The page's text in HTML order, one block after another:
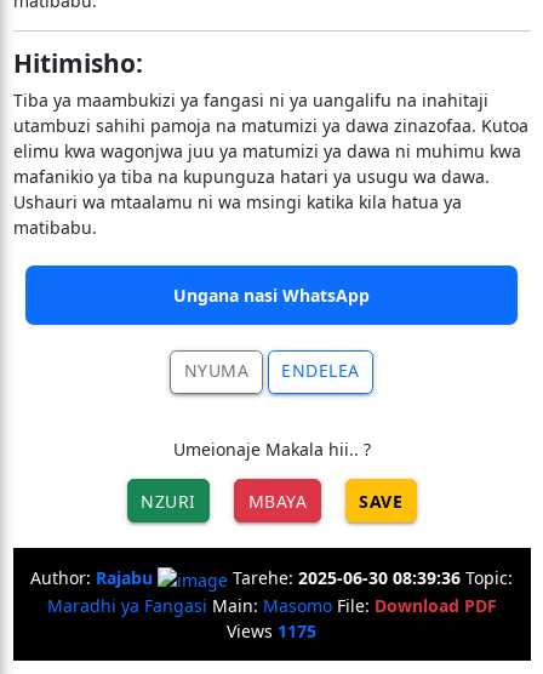
Hitimisho:
Tiba ya maambukizi ya fangasi ni ya uangalifu na inahitaji
utambuzi sahihi pamoja na matumizi ya dawa zinazofaa. Kutoa
elimu kwa wagonjwa juu ya matumizi ya dawa ni muhimu kwa
mafanikio ya tiba na kupunguza hatari ya usugu wa dawa.
Ushauri wa mtaalamu ni wa msingi katika kila hatua ya
matibabu.
Ungana nasi WhatsApp
NYUMA ENDELEA
Umeionaje Makala hii.. ?
NZURI MBAYA SAVE
Author: Rajabu Tarehe: 2025-06-30 08:39:36 Topic:
Maradhi ya Fangasi Main: MasomoFile: Download PDF
Views 1175